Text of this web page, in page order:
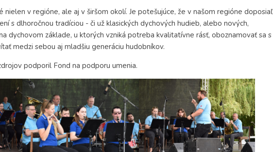
nielen v regióne, ale aj v širšom okolí. Je potešujúce, že v našom regióne doposiaľ
s dlhoročnou tradíciou - či už klasických dychových hudieb, alebo nových,
dychovom základe, u ktorých vzniká potreba kvalitatívne rásť, oboznamovať sa s
medzi sebou aj mladšiu generáciu hudobníkov.
podporil Fond na podporu umenia.